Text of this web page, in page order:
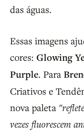
das águas.
Essas imagens
cores: Glowing
Purple. Para
Criativos e
nova paleta
vezes fluorescem